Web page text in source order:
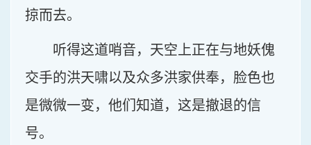
掠而去。
听得这道哨音，天空上正在与地妖傀
交手的洪天啸以及众多洪家供奉，脸色也
是微微一变，他们知道，这是撤退的信
号。